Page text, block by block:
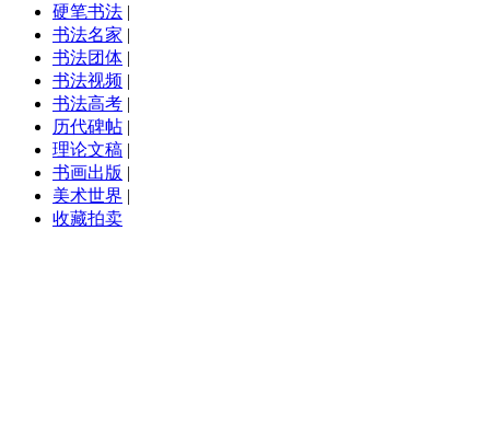
硬笔书法 |
书法名家 |
书法团体 |
书法视频 |
书法高考 |
历代碑帖 |
理论文稿 |
书画出版 |
美术世界 |
收藏拍卖